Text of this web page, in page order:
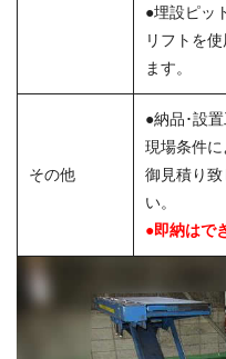
●埋設ピッ
リフトを
ます。
その他
●納品･設
現場条件
御見積り
い。
●即納はで